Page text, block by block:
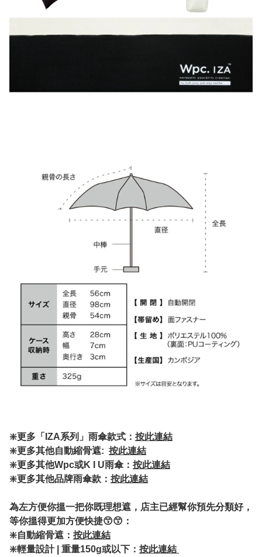
❇️更多「IZA系列」雨傘款式： 按此連結
❇️更多其他自動縮骨遮: 按此連結
❇️更多其他Wpc或K I U雨傘： 按此連結
❇️更多其他品牌雨傘款： 按此連結
為左方便你搵一把你既理想遮，店主已經幫你預先分類好，
等你搵得更加方便快捷😙😙：
❇️自動縮骨遮： 按此連結
❇️輕量設計 | 重量150g或以下： 按此連結